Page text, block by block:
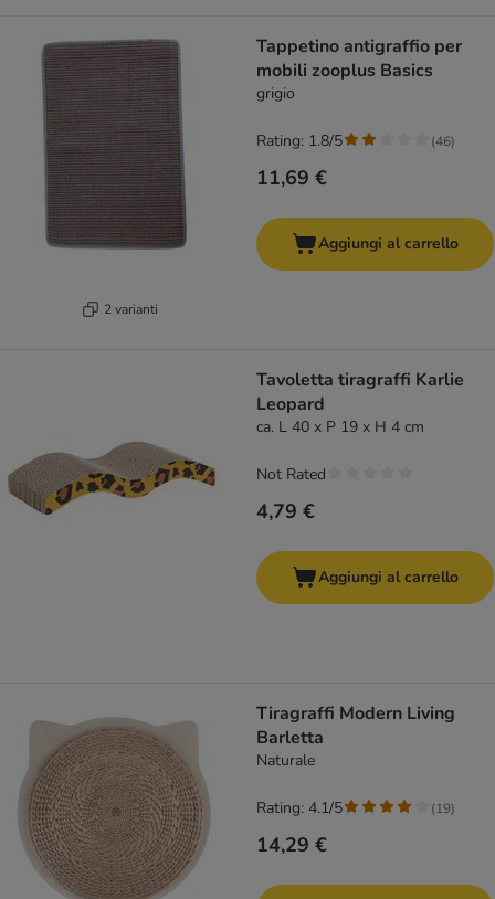
2 varianti
Tappetino antigraffio per
mobili zooplus Basics
grigio
11,69 €
Rating: 1.8/5 (46)
Aggiungi al carrello
Tavoletta tiragraffi Karlie
Leopard
ca. L 40 x P 19 x H 4 cm
4,79 €
Not Rated
Aggiungi al carrello
Tiragraffi Modern Living
Barletta
Naturale
14,29 €
Rating: 4.1/5 (19)